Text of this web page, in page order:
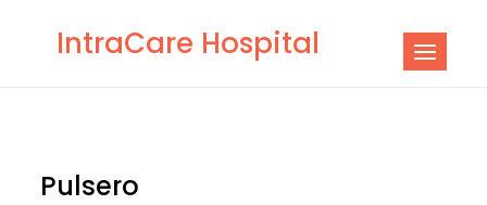
IntraCare Hospital
Pulsero